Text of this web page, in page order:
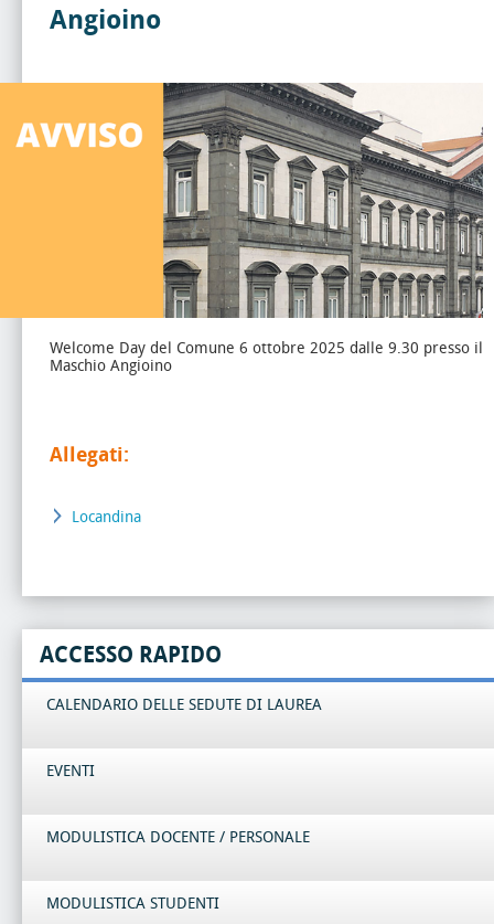
Angioino
Welcome Day del Comune 6 ottobre 2025 dalle 9.30 presso il
Maschio Angioino
Allegati:
Locandina
ACCESSO RAPIDO
CALENDARIO DELLE SEDUTE DI LAUREA
EVENTI
MODULISTICA DOCENTE / PERSONALE
MODULISTICA STUDENTI